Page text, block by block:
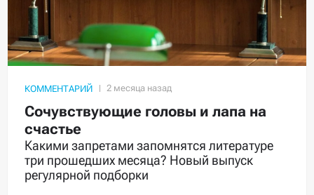
КОММЕНТАРИЙ
Сочувствующие головы и лапа на
счастье
Какими запретами запомнятся литературе
три прошедших месяца? Новый выпуск
регулярной подборки